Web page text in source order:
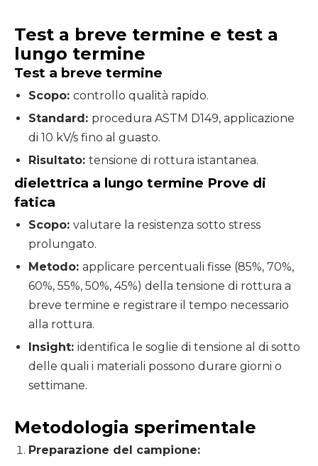
Test a breve termine e test a
lungo termine
Test a breve termine
Scopo: controllo qualità rapido.
Standard: procedura ASTM D149, applicazione
di 10 kV/s fino al guasto.
Risultato: tensione di rottura istantanea.
dielettrica a lungo termine Prove di
fatica
Scopo: valutare la resistenza sotto stress
prolungato.
Metodo: applicare percentuali fisse (85%, 70%,
60%, 55%, 50%, 45%) della tensione di rottura a
breve termine e registrare il tempo necessario
alla rottura.
Insight: identifica le soglie di tensione al di sotto
delle quali i materiali possono durare giorni o
settimane.
Metodologia sperimentale
Preparazione del campione: